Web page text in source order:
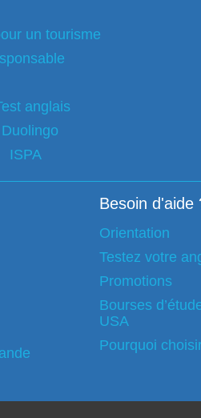
Besoin d'aide
Orientation
Testez votre
Promotions
Bourses
USA
Pourquoi